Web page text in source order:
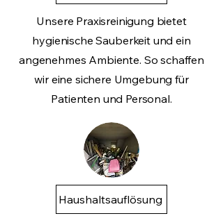
Unsere Praxisreinigung bietet
hygienische Sauberkeit und ein
angenehmes Ambiente. So schaffen
wir eine sichere Umgebung für
Patienten und Personal.
Haushaltsauflösung